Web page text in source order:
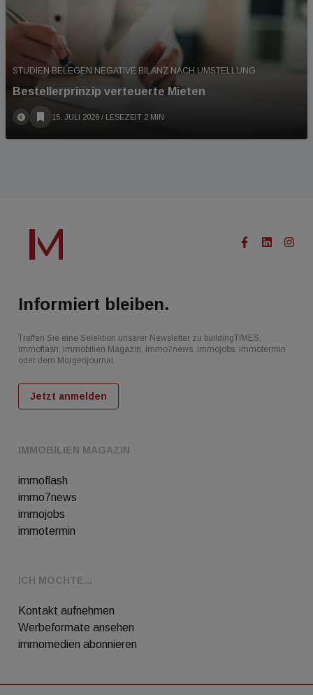
STUDIEN BELEGEN NEGATIVE BILANZ NACH UMSTELLUNG
Bestellerprinzip verteuerte Mieten
15. JULI 2026 / LESEZEIT 2 MIN
IMMOBILIEN MAGAZIN
immoflash
immo7news
immojobs
immotermin
ICH MÖCHTE...
Kontakt aufnehmen
Werbeformate ansehen
immomedien abonnieren
Informiert bleiben.
Treffen Sie eine Selektion unserer Newsletter zu buildingTIMES,
immoflash, Immobilien Magazin, immo7news, immojobs, immotermin
oder dem Morgenjournal
Jetzt anmelden